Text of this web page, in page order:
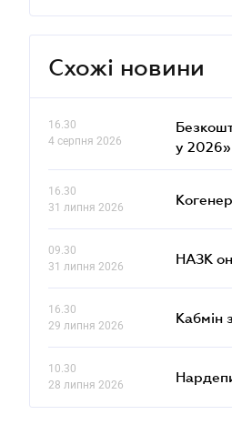
Схожі новини
16.30
4 серпня 2026
у 2026»
16.30
31 липня 2026
09.30
31 липня 2026
НАЗК
16.30
29 липня 2026
Кабмін
10.30
28 липня 2026